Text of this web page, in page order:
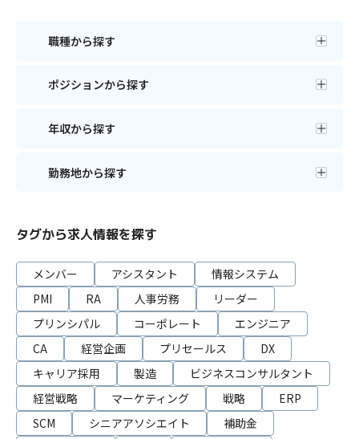
職種から探す
ポジションから探す
年収から探す
勤務地から探す
タグから求人情報を探す
メンバー アシスタント
情報システム
PMI
RA 人事労務
リーダー
プリンシパル
コーポレート
エンジニア
CA
経営企画 プリセールス
DX
キャリア採用
製造
ビジネスコンサルタント
経営戦略
マーケティング 戦略
ERP
SCM
シニアアソシエイト
補助金